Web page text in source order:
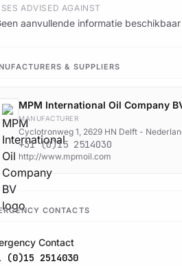
ADVISED AGAINST
aanvullende informatie beschikbaar
& SUPPLIERS
MPM International Oil Company
MANUFACTURER
Cyclotronweg 1, 2629 HN Delft -
+31 (0)15 2514030
http://www.mpmoil.com
CONTACTS
Contact
(0)15 2514030